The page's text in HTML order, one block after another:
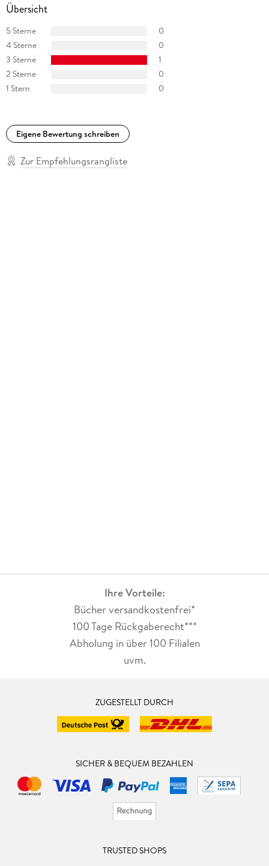
Übersicht
5 Sterne
0
4 Sterne
0
3 Sterne
1
2 Sterne
0
1 Stern
0
Eigene Bewertung schreiben
Zur Empfehlungsrangliste
Ihre Vorteile:
Bücher versandkostenfrei*
100 Tage Rückgaberecht***
Abholung in über 100 Filialen
uvm.
ZUGESTELLT DURCH
SICHER & BEQUEM BEZAHLEN
TRUSTED SHOPS